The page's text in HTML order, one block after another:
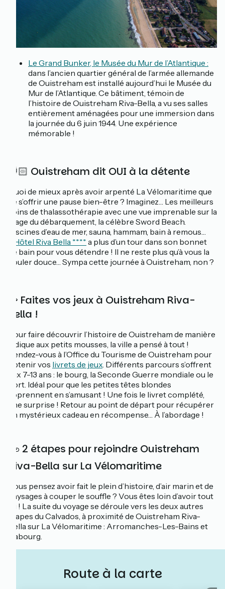
Le Grand Bunker, le Musée du Mur de l’Atlantique :
dans l’ancien quartier général de l’armée allemande
de Ouistreham est installé aujourd’hui le Musée du
Mur de l’Atlantique. Ce bâtiment, témoin de
l’histoire de Ouistreham Riva-Bella, a vu ses salles
entièrement aménagées pour une immersion dans
la journée du 6 juin 1944. Une expérience
mémorable !
💆🏻 Ouistreham dit OUI à la détente
Quoi de mieux après avoir arpenté La Vélomaritime que
de s’offrir une pause bien-être ? Imaginez… Les meilleurs
soins de thalassothérapie avec une vue imprenable sur la
plage du débarquement, la célèbre Sword Beach.
Piscines d’eau de mer, sauna, hammam, bain à remous…
L’Hôtel Riva Bella **** a plus d’un tour dans son bonnet
de bain pour vous détendre ! Il ne reste plus qu’à vous la
couler douce… Sympa cette journée à Ouistreham, non ?
🧩 Faites vos jeux à Ouistreham Riva-
Bella !
Pour faire découvrir l’histoire de Ouistreham de manière
ludique aux petits mousses, la ville a pensé à tout !
Rendez-vous à l’Office du Tourisme de Ouistreham pour
obtenir vos livrets de jeux . Différents parcours s’offrent
aux 7-13 ans : le bourg, la Seconde Guerre mondiale ou le
port. Idéal pour que les petites têtes blondes
apprennent en s’amusant ! Une fois le livret complété,
une surprise ! Retour au point de départ pour récupérer
un mystérieux cadeau en récompense… À l’abordage !
🚲 2 étapes pour rejoindre Ouistreham
Riva-Bella sur La Vélomaritime
Vous pensez avoir fait le plein d’histoire, d’air marin et de
paysages à couper le souffle ? Vous êtes loin d’avoir tout
vu ! La suite du voyage se déroule vers les deux autres
étapes du Calvados, à proximité de Ouistreham Riva-
Bella sur La Vélomaritime : Arromanches-Les-Bains et
Cabourg.
Route à la carte